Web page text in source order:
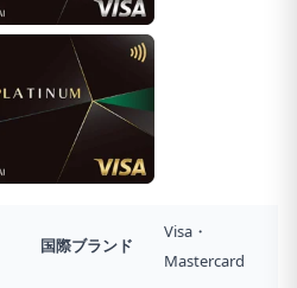
国際ブランド
Visa・
Mastercard